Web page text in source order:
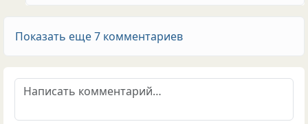
Показать еще 7 комментариев